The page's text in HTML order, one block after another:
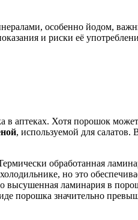
особенно йодом,
и риски её
Хотя порошок может
, используемой для
обработанная
но это
высушенная ламинария в
порошка значительно